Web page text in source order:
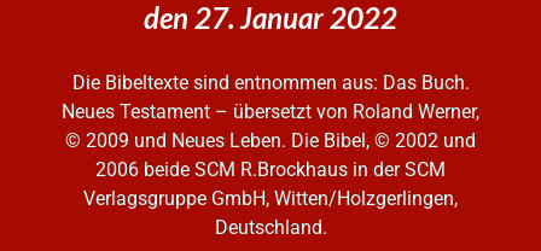
den 27. Januar 2022
Die Bibeltexte sind entnommen aus: Das Buch.
Neues Testament – übersetzt von Roland Werner,
© 2009 und Neues Leben. Die Bibel, © 2002 und
2006 beide SCM R.Brockhaus in der SCM
Verlagsgruppe GmbH, Witten/Holzgerlingen,
Deutschland.